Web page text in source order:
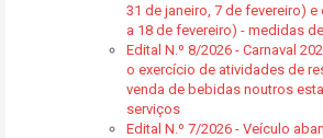
31 de janeiro, 7 de fevereiro) e
a 18 de fevereiro) - medidas
Edital N.º 8/2026 - Carnaval
o exercício de atividades de
venda de bebidas noutros
serviços
Edital N.º 7/2026 - Veículo